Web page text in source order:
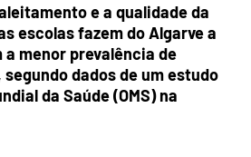
e a qualidade da
escolas fazem do Algarve a
a menor prevalência de
dados de um estudo
da Saúde (OMS) na